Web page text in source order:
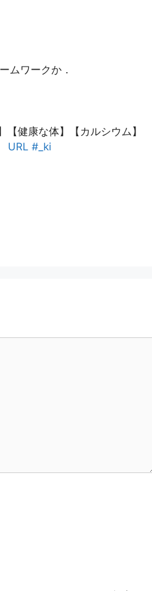
ムワークか．
健康な体】【カルシウム】
URL #_ki